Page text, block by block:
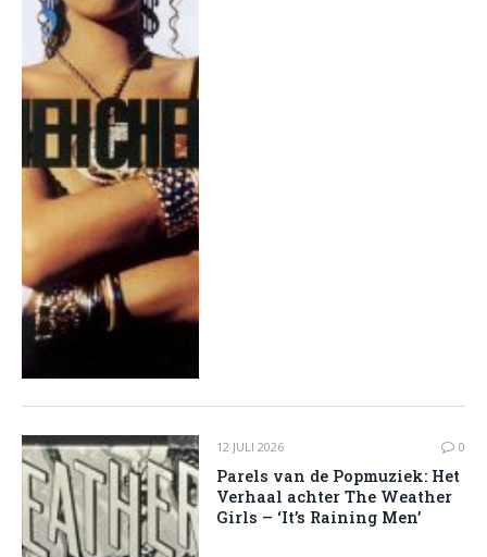
12 JULI 2026 0
Parels van de Popmuziek: Het
Verhaal achter The Weather
Girls – ‘It’s Raining Men’